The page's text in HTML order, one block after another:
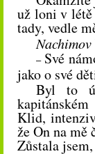
už loni v
tady, vedle
Nachimov
– Své
jako o své
Byl to
Klid,
že On na
Zůstala